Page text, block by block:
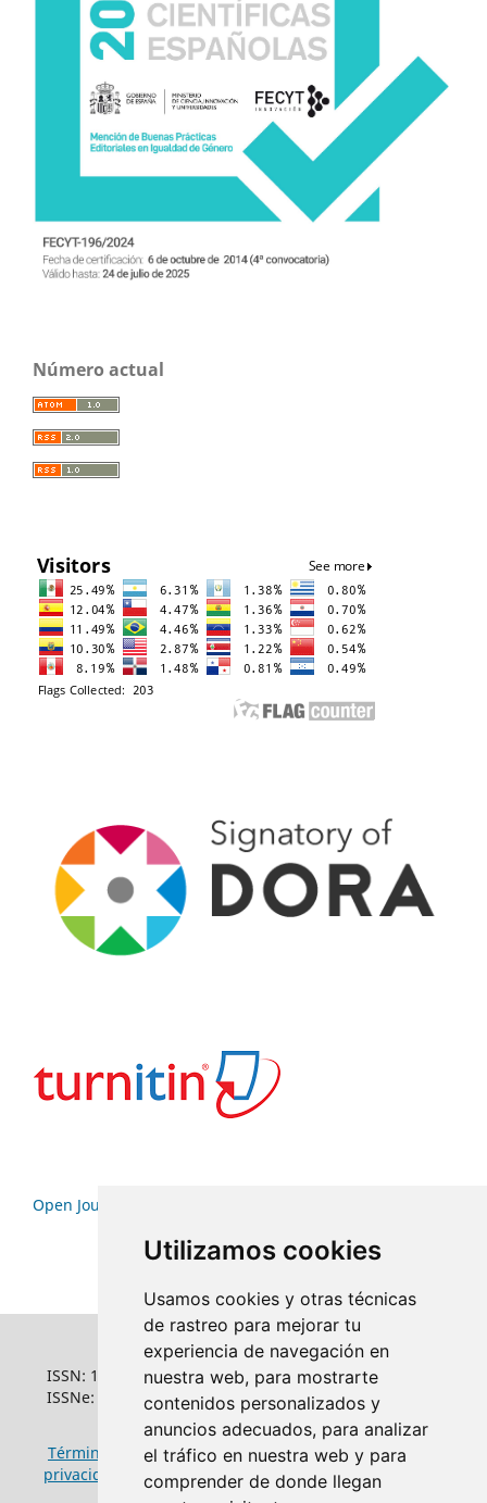
Utilizamos cookies
Usamos cookies y otras técnicas
de rastreo para mejorar tu
experiencia de navegación en
nuestra web, para mostrarte
contenidos personalizados y
anuncios adecuados, para analizar
el tráfico en nuestra web y para
comprender de donde llegan
Número actual
Open Journal Systems
ISSN: 1022-6508
ISSNe: 1681-5653
Términos y condiciones de uso|Política de
privacidad
Política de cookies